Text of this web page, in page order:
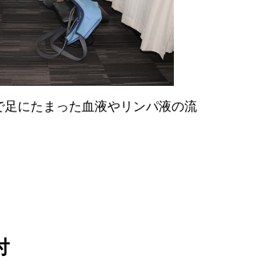
にたまった血液やリンパ液の流